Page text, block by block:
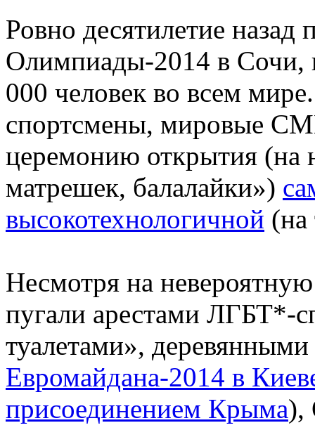
Ровно десятилетие
Олимпиады-2014 в Сочи,
000 человек во всем
спортсмены, мировые
церемонию открытия (на
матрешек, балалайки»)
высокотехнологичной (на
Несмотря на
пугали арестами ЛГБТ*-
туалетами»,
Евромайдана-2014 в
присоединением Крыма),